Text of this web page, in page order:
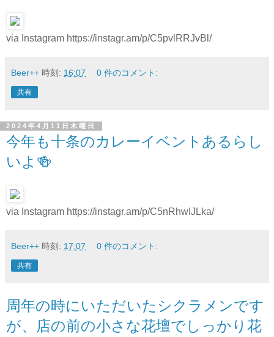
via Instagram https://instagr.am/p/C5pvlRRJvBl/
Beer++ 時刻: 16:07 0 件のコメント:
共有
2024年4月11日木曜日
今年も十条のカレーイベントあるらし
いよ🍻
via Instagram https://instagr.am/p/C5nRhwIJLka/
Beer++ 時刻: 17:07 0 件のコメント:
共有
周年の時にいただいたシクラメンです
が、店の前の小さな花壇でしっかり花